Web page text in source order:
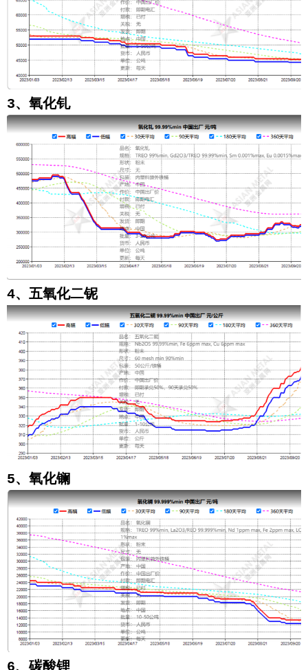
3、氧化钆
4、五氧化二铌
5、氧化镧